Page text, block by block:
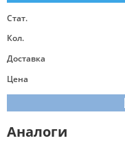
Стат.
Кол.
Доставка
Цена
Аналоги